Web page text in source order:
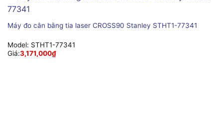
Máy đo cân bằng tia laser CROSS90 Stanley STHT1-77341
Model: STHT1-77341
Giá:3,171,000₫